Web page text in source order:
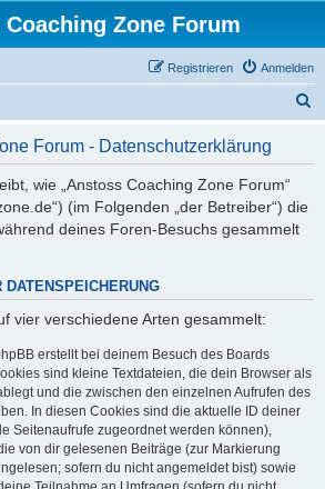
Zone Forum
Anmelden
Registrieren
Forum - Datenschutzerklärung
wie „Anstoss Coaching Zone Forum“
(im Folgenden „der Betreiber“) die
deines Foren-Besuchs gesammelt
DATENSPEICHERUNG
vier verschiedene Arten gesammelt:
erstellt bei deinem Besuch des Boards
sind kleine Textdateien, die dein Browser als
und die zwischen den einzelnen Aufrufen des
In diesen Cookies sind die aktuelle ID deiner
Seitenaufrufe zugeordnet werden können),
von dir gelesenen Beiträge (zur Markierung
sofern du nicht angemeldet bist) sowie